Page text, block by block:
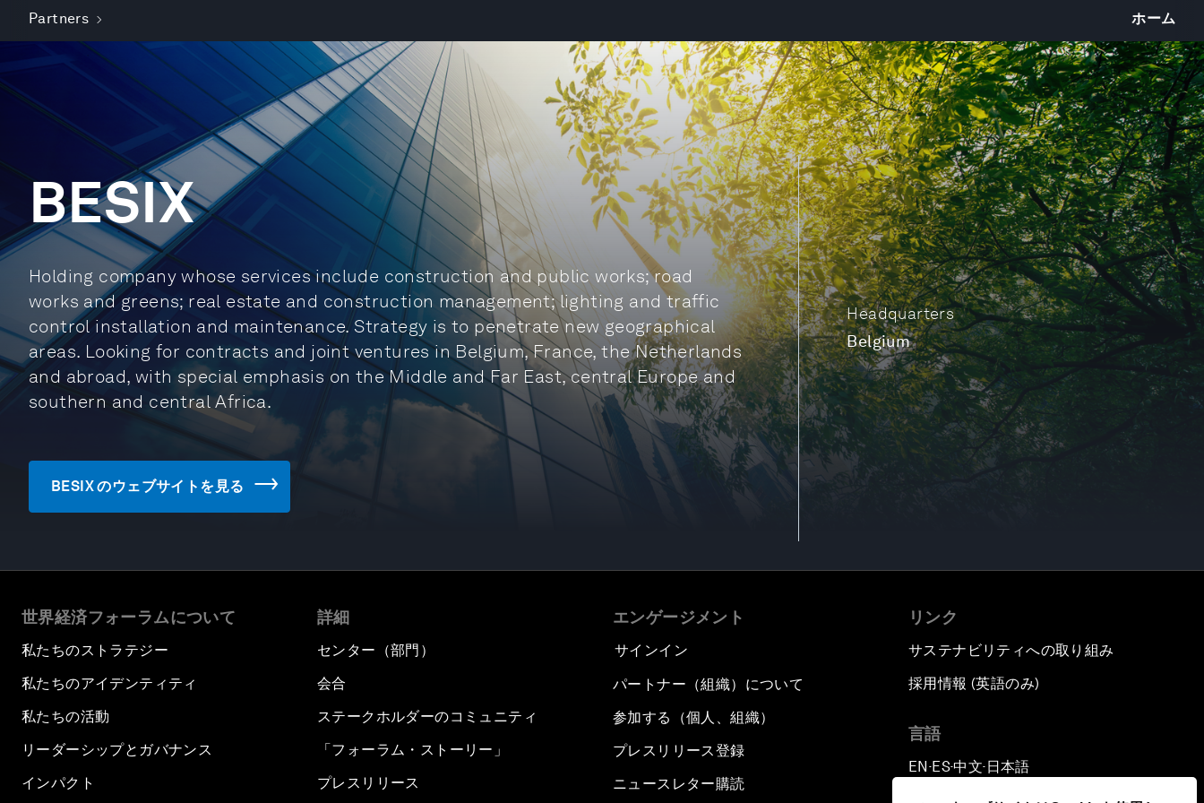
Partners ホーム
Headquarters
Belgium
BESIX
Holding company whose services include construction and public works; road
works and greens; real estate and construction management; lighting and traffic
control installation and maintenance. Strategy is to penetrate new geographical
areas. Looking for contracts and joint ventures in Belgium, France, the Netherlands
and abroad, with special emphasis on the Middle and Far East, central Europe and
southern and central Africa.
BESIX のウェブサイトを見る
世界経済フォーラムについて
私たちのストラテジー
私たちのアイデンティティ
私たちの活動
リーダーシップとガバナンス
インパクト
詳細
センター（部門）
会合
ステークホルダーのコミュニティ
「フォーラム・ストーリー」
プレスリリース
エンゲージメント
サインイン
パートナー（組織）について
参加する（個人、組織）
プレスリリース登録
ニュースレター購読
リンク
サステナビリティへの取り組み
採用情報 (英語のみ)
言語
EN ▪ES▪中文▪ 日本語